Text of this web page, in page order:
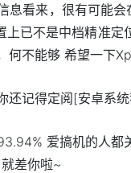
息看来，很有可能
已不是中档精准定
何不能够 希望一下
记得定阅[安卓系统
爱搞机的人都
差你啦~